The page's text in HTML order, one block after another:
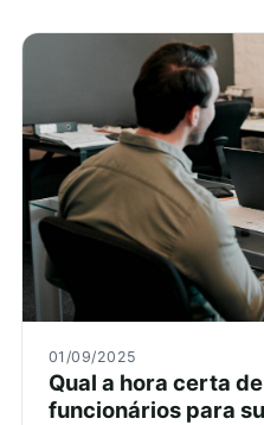
01/09/2025
Qual a hora certa
funcionários para